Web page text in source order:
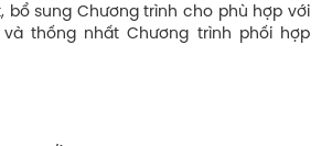
bổ sung Chương trình cho phù hợp với
thống nhất Chương trình phối hợp